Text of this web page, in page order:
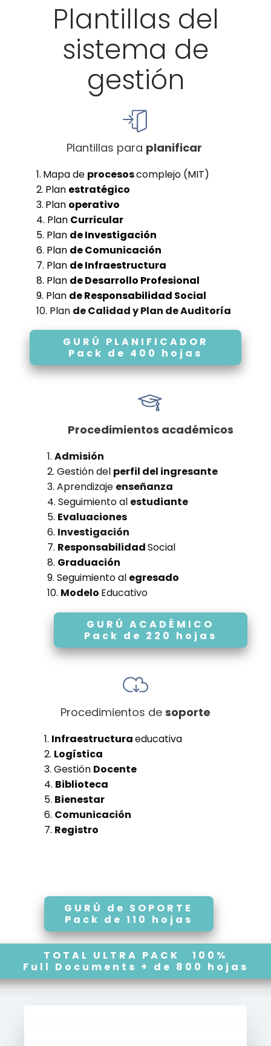
Plantillas del
sistema de
gestión
Plantillas para planificar
1. Mapa de procesoscomplejo (MIT)
2. Plan estratégico
3. Plan operativo
4. Plan Curricular
5. Plan de Investigación
6. Plan de Comunicación
7. Plan de Infraestructura
8. Plan de Desarrollo Profesional
9. Plan de Responsabilidad Social
10. Plan de Calidad y Plan de Auditoría
GURÚ PLANIFICADOR
Pack de 400 hojas
Procedimientos académicos
1. Admisión
2. Gestión del perfil del ingresante
3. Aprendizaje enseñanza
4. Seguimiento al estudiante
5. Evaluaciones
6. Investigación
7. ResponsabilidadSocial
8. Graduación
9. Seguimiento al egresado
10. Modelo Educativo
GURÚ ACADÉMICO
Pack de 220 hojas
Procedimientos de soporte
1. Infraestructuraeducativa
2. Logística
3. Gestión Docente
4. Biblioteca
5. Bienestar
6. Comunicación
7. Registro
GURÚ de SOPORTE
Pack de 110 hojas
TOTAL ULTRA PACK 100%
Full Documents + de 800 hojas